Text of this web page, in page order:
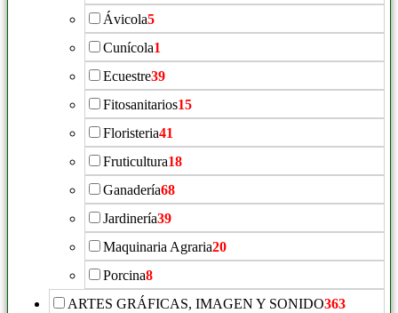
Ávicola5
Cunícola1
Ecuestre39
Fitosanitarios15
Floristeria41
Fruticultura18
Ganadería68
Jardinería39
Maquinaria Agraria20
Porcina8
ARTES GRÁFICAS, IMAGEN Y SONIDO363